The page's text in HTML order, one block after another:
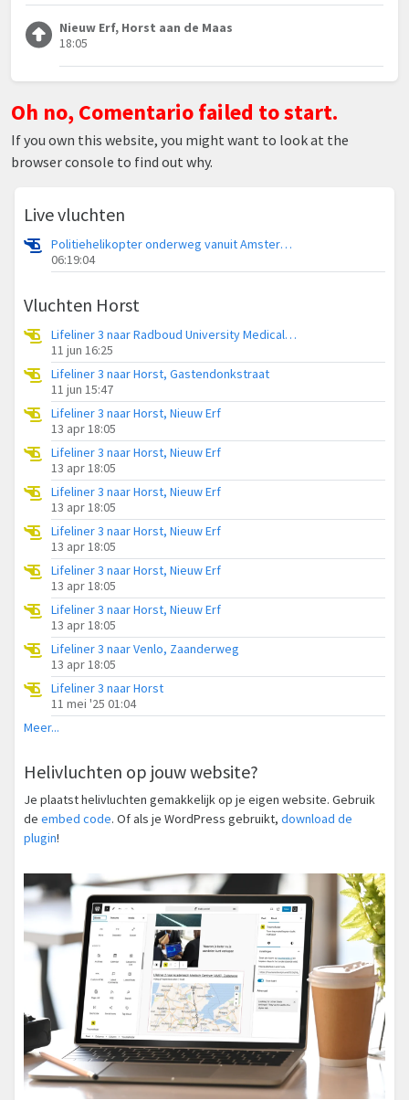
Nieuw Erf, Horst aan de Maas
18:05
Oh no, Comentario failed to start.
If you own this website, you might want to look at the
browser console to find out why.
Live vluchten
Politiehelikopter onderweg vanuit Amsterdam Vliegveld Schiphol
06:19:04
Vluchten Horst
Lifeliner 3 naar Radboud University Medical Center Heliport
11 jun 16:25
Lifeliner 3 naar Horst, Gastendonkstraat
11 jun 15:47
Lifeliner 3 naar Horst, Nieuw Erf
13 apr 18:05
Lifeliner 3 naar Horst, Nieuw Erf
13 apr 18:05
Lifeliner 3 naar Horst, Nieuw Erf
13 apr 18:05
Lifeliner 3 naar Horst, Nieuw Erf
13 apr 18:05
Lifeliner 3 naar Horst, Nieuw Erf
13 apr 18:05
Lifeliner 3 naar Horst, Nieuw Erf
13 apr 18:05
Lifeliner 3 naar Venlo, Zaanderweg
13 apr 18:05
Lifeliner 3 naar Horst
11 mei '25 01:04
Meer...
Helivluchten op jouw website?
Je plaatst helivluchten gemakkelijk op je eigen website. Gebruik
de embed code. Of als je WordPress gebruikt, download de
plugin!